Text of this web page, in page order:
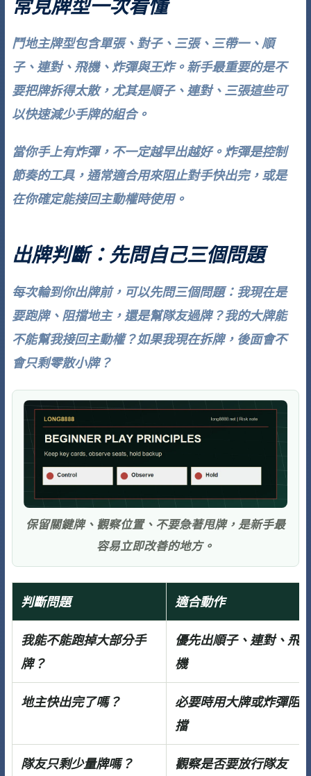
常見牌型一次看懂
鬥地主牌型包含單張、對子、三張、三帶一、順
子、連對、飛機、炸彈與王炸。新手最重要的是不
要把牌拆得太散，尤其是順子、連對、三張這些可
以快速減少手牌的組合。
當你手上有炸彈，不一定越早出越好。炸彈是控制
節奏的工具，通常適合用來阻止對手快出完，或是
在你確定能接回主動權時使用。
出牌判斷：先問自己三個問題
每次輪到你出牌前，可以先問三個問題：我現在是
要跑牌、阻擋地主，還是幫隊友過牌？我的大牌能
不能幫我接回主動權？如果我現在拆牌，後面會不
會只剩零散小牌？
保留關鍵牌、觀察位置、不要急著甩牌，是新手最
容易立即改善的地方。
判斷問題 適合動作
我能不能跑掉大部分手
牌？
優先出順子、連對、飛
機
地主快出完了嗎？
必要時用大牌或炸彈阻
擋
隊友只剩少量牌嗎？ 觀察是否要放行隊友